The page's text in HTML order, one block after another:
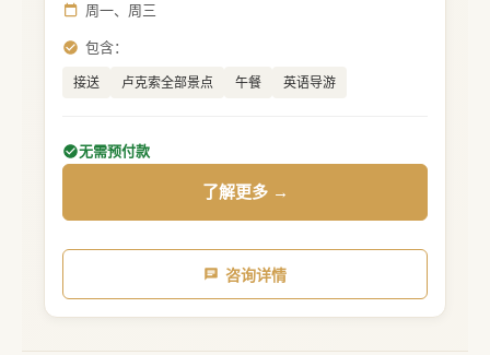
周一、周三
包含：
接送 卢克索全部景点 午餐 英语导游
无需预付款
了解更多 →
咨询详情